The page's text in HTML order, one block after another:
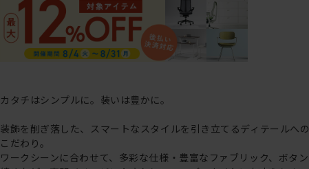
カタチはシンプルに。装いは豊かに。
装飾を削ぎ落した、スマートなスタイルを引き立てるディテールへの
こだわり。
ワークシーンに合わせて、多彩な仕様・豊富なファブリック、ボタン